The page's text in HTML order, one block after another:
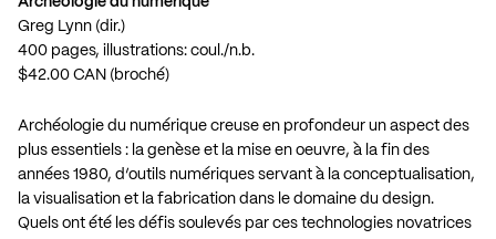
Greg Lynn (dir.)
400 pages, illustrations: coul./n.b.
$42.00 CAN (broché)
Archéologie du numérique creuse en profondeur un aspect des
plus essentiels : la genèse et la mise en oeuvre, à la fin des
années 1980, d’outils numériques servant à la conceptualisation,
la visualisation et la fabrication dans le domaine du design.
Quels ont été les défis soulevés par ces technologies novatrices